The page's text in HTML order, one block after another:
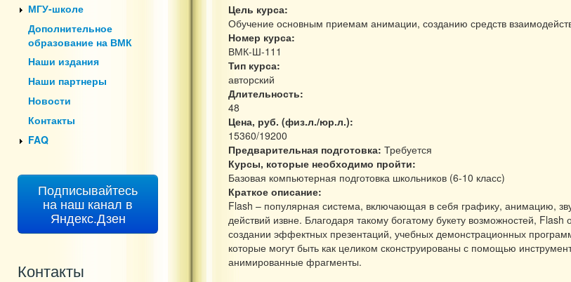
МГУ-школе
Дополнительное
образование на ВМК
Наши издания
Наши партнеры
Новости
Контакты
FAQ
Подписывайтесь
на наш канал в
Яндекс.Дзен
Контакты
Цель курса:
Обучение основным приемам анимации, созданию средств
Номер курса:
ВМК-Ш-111
Тип курса:
авторский
Длительность:
48
Цена, руб. (физ.л./юр.л.):
15360/19200
Предварительная подготовка: Требуется
Курсы, которые необходимо пройти:
Базовая компьютерная подготовка школьников (6-10 класс)
Краткое описание:
Flash – популярная система, включающая в себя графику, анимацию,
действий извне. Благодаря такому богатому букету возможностей,
создании эффектных презентаций, учебных демонстрационных
которые могут быть как целиком сконструированы с помощью
анимированные фрагменты.